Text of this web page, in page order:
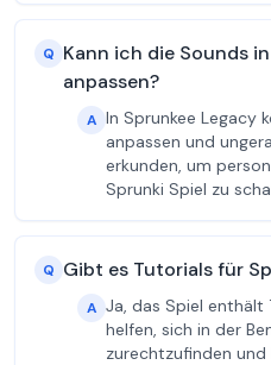
Q Kann ich die Sounds
anpassen?
A In Sprunkee Legacy
anpassen und
erkunden, um
Sprunki Spiel zu
Q Gibt es Tutorials für
A Ja, das Spiel enthält
helfen, sich in der
zurechtzufinden